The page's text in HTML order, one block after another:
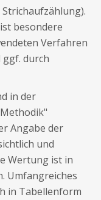
besondere
Verfahren
durch
in der
Angabe der
und
Wertung ist in
Umfangreiches
in Tabellenform